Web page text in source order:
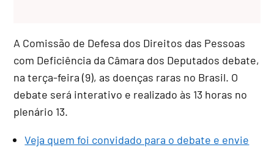
A Comissão de Defesa dos Direitos das Pessoas
com Deficiência da Câmara dos Deputados debate,
na terça-feira (9), as doenças raras no Brasil. O
debate será interativo e realizado às 13 horas no
plenário 13.
Veja quem foi convidado para o debate e envie